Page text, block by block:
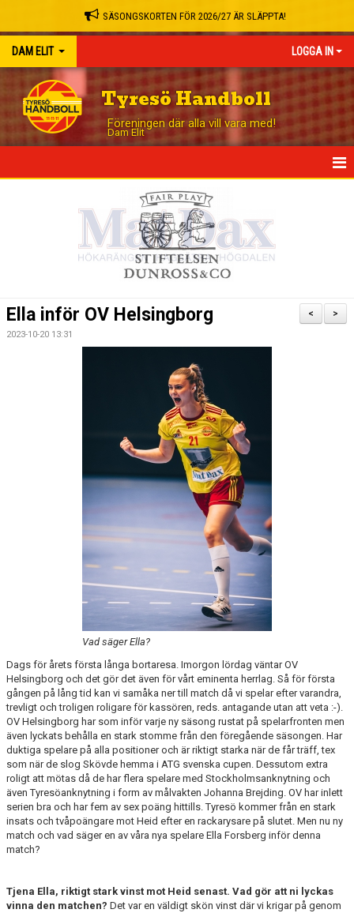
SÄSONGSKORTEN FÖR 2026/27 ÄR SLÄPPTA!
DAM ELIT LOGGA IN
Tyresö Handboll
Föreningen där alla vill vara med!
Dam Elit
TABELL
>
<
Ella inför OV Helsingborg
2023-10-20 13:31
Vad säger Ella?
Dags för årets första långa bortaresa. Imorgon lördag väntar OV
Helsingborg och det gör det även för vårt eminenta herrlag. Så för första
gången på lång tid kan vi samåka ner till match då vi spelar efter varandra,
trevligt och troligen roligare för kassören, reds. antagande utan att veta :-).
OV Helsingborg har som inför varje ny säsong rustat på spelarfronten men
även lyckats behålla en stark stomme från den föregående säsongen. Har
duktiga spelare på alla positioner och är riktigt starka när de får träff, tex
som när de slog Skövde hemma i ATG svenska cupen. Dessutom extra
roligt att mötas då de har flera spelare med Stockholmsanknytning och
även Tyresöanknytning i form av målvakten Johanna Brejding. OV har inlett
serien bra och har fem av sex poäng hittills. Tyresö kommer från en stark
insats och tvåpoängare mot Heid efter en rackarysare på slutet. Men nu ny
match och vad säger en av våra nya spelare Ella Forsberg inför denna
match?
Tjena Ella, riktigt stark vinst mot Heid senast. Vad gör att ni lyckas
vinna den matchen? Det var en väldigt skön vinst där vi krigar på genom